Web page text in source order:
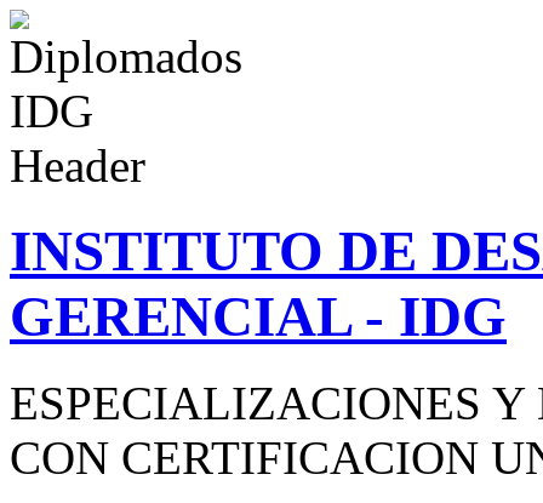
INSTITUTO DE
GERENCIAL - IDG
ESPECIALIZACIONES
CON CERTIFICACION